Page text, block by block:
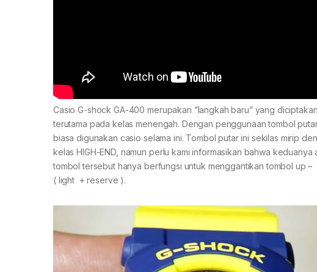
Casio G-shock GA-400 merupakan “langkah baru” yang
terutama pada kelas menengah. Dengan penggunaan tombol
biasa digunakan casio selama ini. Tombol putar ini sekilas mirip
kelas HIGH-END, namun perlu kami informasikan bahwa
tombol tersebut hanya berfungsi untuk menggantikan tombol up
( light + reserve ).